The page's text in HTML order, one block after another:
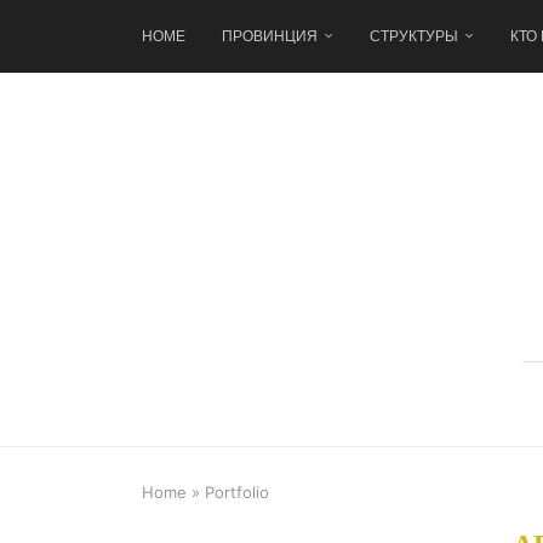
HOME ПРОВИНЦИЯ СТРУКТУРЫ
Home » Portfolio